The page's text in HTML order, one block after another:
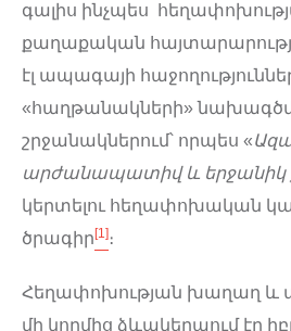
գալիս ինչպես
քաղաքական
էլ ապագայի
«հաղթանակների»
շրջանակներում՝ որպես «
արժանապատիվ և երջանիկ
կերտելու հեղափոխական
ծրագիր [1] ։
Հեղափոխության խաղաղ և
մի կողմից ձևակերպում էր